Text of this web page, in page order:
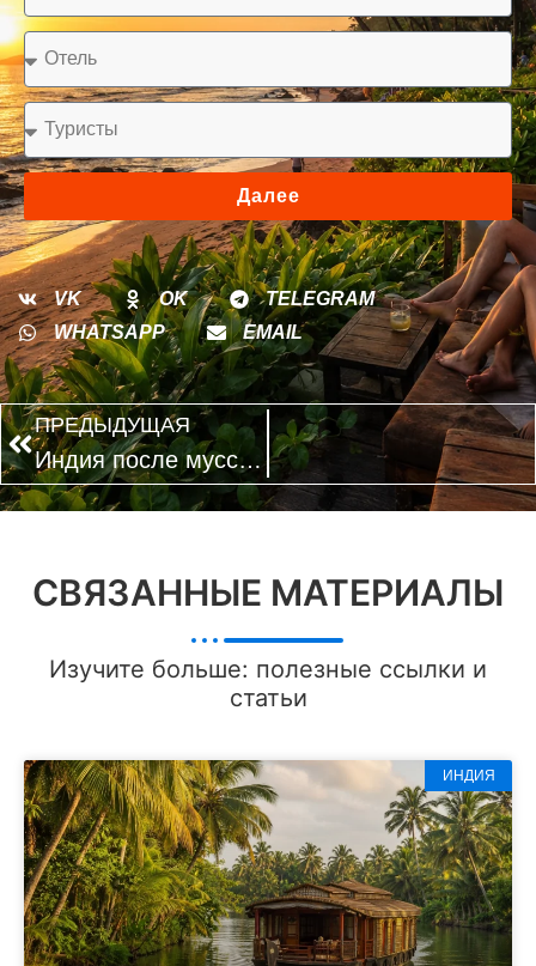
Далее
VK OK
TELEGRAM
WHATSAPP
EMAIL
ПРЕДЫДУЩАЯ
Индия после муссонов: какие регионы выбирают для первой поездки
СВЯЗАННЫЕ МАТЕРИАЛЫ
Изучите больше: полезные ссылки и
статьи
ИНДИЯ